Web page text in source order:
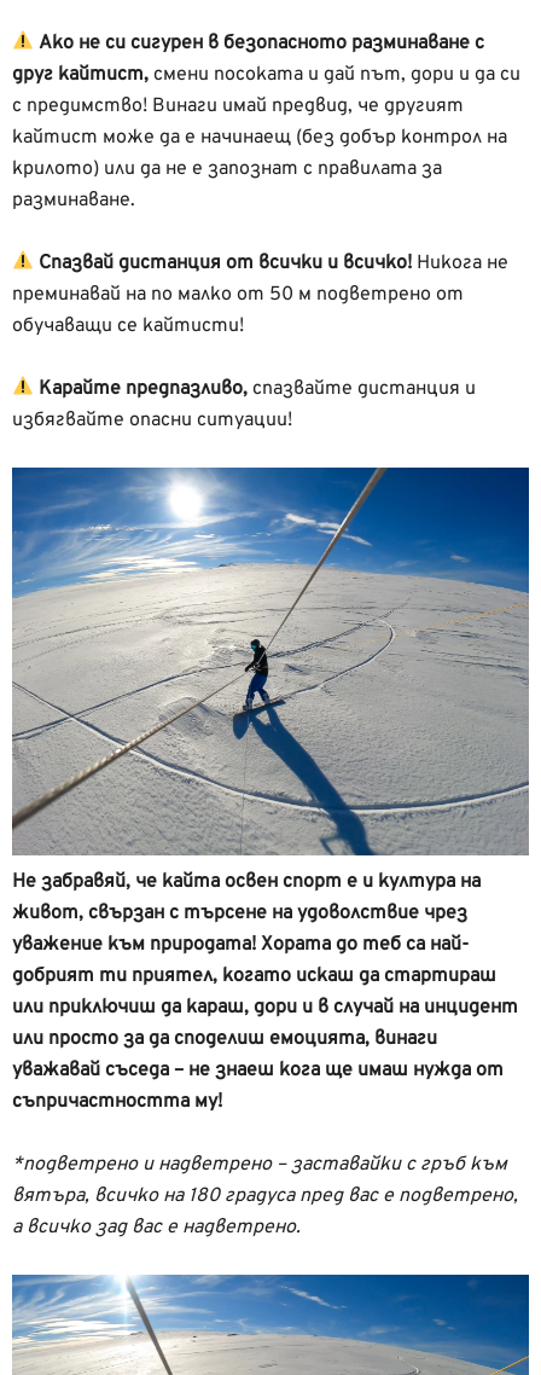
Ако не си сигурен в безопасното разминаване с
друг кайтист, смени посоката и дай път, дори и да си
с предимство! Винаги имай предвид, че другият
кайтист може да е начинаещ (без добър контрол на
крилото) или да не е запознат с правилата за
разминаване.
Спазвай дистанция от всички и всичко! Никога не
преминавай на по малко от 50 м подветрено от
обучаващи се кайтисти!
Карайте предпазливо, спазвайте дистанция и
избягвайте опасни ситуации!
Не забравяй, че кайта освен спорт е и култура на
живот, свързан с търсене на удоволствие чрез
уважение към природата! Хората до теб са най-
добрият ти приятел, когато искаш да стартираш
или приключиш да караш, дори и в случай на инцидент
или просто за да споделиш емоцията, винаги
уважавай съседа – не знаеш кога ще имаш нужда от
съпричастността му!
*подветрено и надветрено – заставайки с гръб към
вятъра, всичко на 180 градуса пред вас е подветрено,
а всичко зад вас е надветрено.